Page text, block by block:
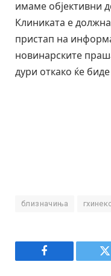
имаме објективни
Клиниката е
пристап на
новинарските
дури откако ќе биде
близначиња
Facebook